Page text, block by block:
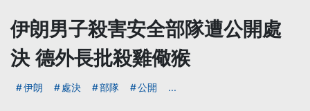
伊朗男子殺害安全部隊遭公開處
決 德外長批殺雞儆猴
伊朗 處決 部隊 公開 ...